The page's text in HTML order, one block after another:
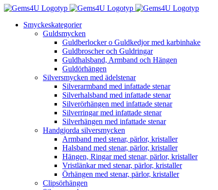
Fortsätt
innehålletSmyckeskategorier
Guldsmycken
Guldberlocker o Guldkedjor med karbinhake
Guldbroscher och Guldringar
Guldhalsband, Armband och Hängen
Guldörhängen
Silversmycken med ädelstenar
Silverarmband med infattade stenar
Silverhalsband med infattade stenar
Silverörhängen med infattade stenar
Silverringar med infattade stenar
Silverhängen med infattade stenar
Handgjorda silversmycken
Armband med stenar, pärlor, kristaller
Halsband med stenar, pärlor, kristaller
Hängen, Ringar med stenar, pärlor, kristaller
Vristlänkar med stenar, pärlor, kristaller
Örhängen med stenar, pärlor, kristaller
Clipsörhängen